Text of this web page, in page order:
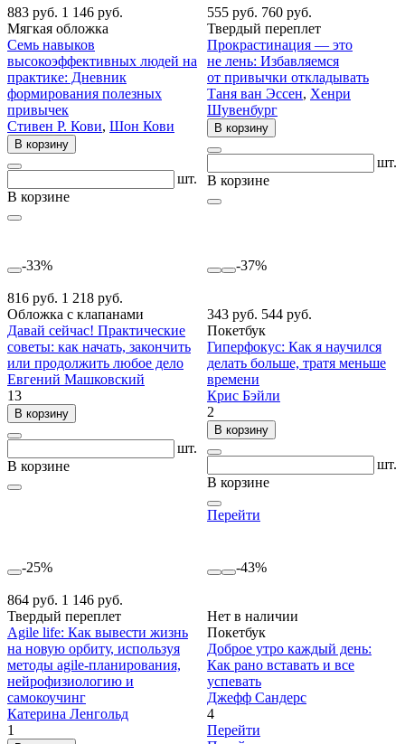
883 руб. 1 146 руб.
Мягкая обложка
Семь навыков
высокоэффективных людей на
практике: Дневник
формирования полезных
привычек
Стивен Р. Кови, Шон Кови
В корзину
шт.
В корзине
555 руб. 760 руб.
Твердый переплет
Прокрастинация — это
не лень: Избавляемся
от привычки откладывать
Таня ван Эссен, Хенри
Шувенбург
В корзину
шт.
В корзине
-33%
816 руб. 1 218 руб.
Обложка с клапанами
Давай сейчас! Практические
советы: как начать, закончить
или продолжить любое дело
Евгений Машковский
13
В корзину
шт.
В корзине
-37%
343 руб. 544 руб.
Покетбук
Гиперфокус: Как я научился
делать больше, тратя меньше
времени
Крис Бэйли
2
В корзину
шт.
В корзине
Перейти
-25%
864 руб. 1 146 руб.
Твердый переплет
Agile life: Как вывести жизнь
на новую орбиту, используя
методы agile-планирования,
нейрофизиологию и
самокоучинг
Катерина Ленгольд
1
-43%
Нет в наличии
Покетбук
Доброе утро каждый день:
Как рано вставать и все
успевать
Джефф Сандерс
4
Перейти